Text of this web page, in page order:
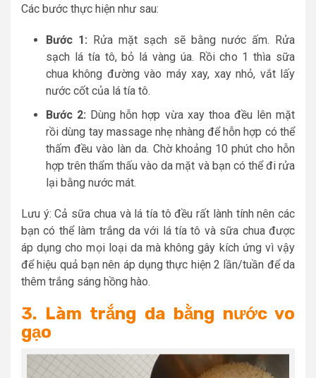
Các bước thực hiện như sau:
Bước 1: Rửa mặt sạch sẽ bằng nước ấm. Rửa
sạch lá tía tô, bỏ lá vàng úa. Rồi cho 1 thìa sữa
chua không đường vào máy xay, xay nhỏ, vắt lấy
nước cốt của lá tía tô.
Bước 2: Dùng hỗn hợp vừa xay thoa đều lên mặt
rồi dùng tay massage nhẹ nhàng để hỗn hợp có thể
thấm đều vào làn da. Chờ khoảng 10 phút cho hỗn
hợp trên thẩm thấu vào da mặt và bạn có thể đi rửa
lại bằng nước mát.
Lưu ý: Cả sữa chua và lá tía tô đều rất lành tính nên các
bạn có thể làm trắng da với lá tía tô và sữa chua được
áp dụng cho mọi loại da mà không gây kích ứng vì vậy
để hiệu quả bạn nên áp dụng thực hiện 2 lần/tuần để da
thêm trắng sáng hồng hào.
3. Làm trắng da bằng nước vo
gạo